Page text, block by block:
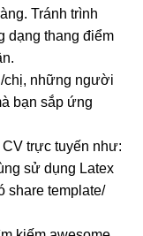
Tránh trình
dạng thang điểm
chị, những người
bạn sắp ứng
trực tuyến như:
sử dụng Latex
share template/